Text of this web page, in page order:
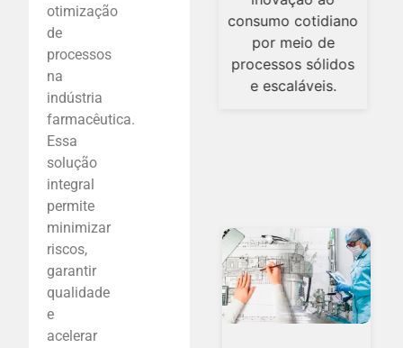
otimização
de
processos
na
indústria
farmacêutica.
Essa
solução
integral
permite
minimizar
riscos,
garantir
qualidade
e
acelerar
consumo cotidiano
processos sólidos
intermediária se
transforma em
uma vantagem
estratégica que
muitas vezes